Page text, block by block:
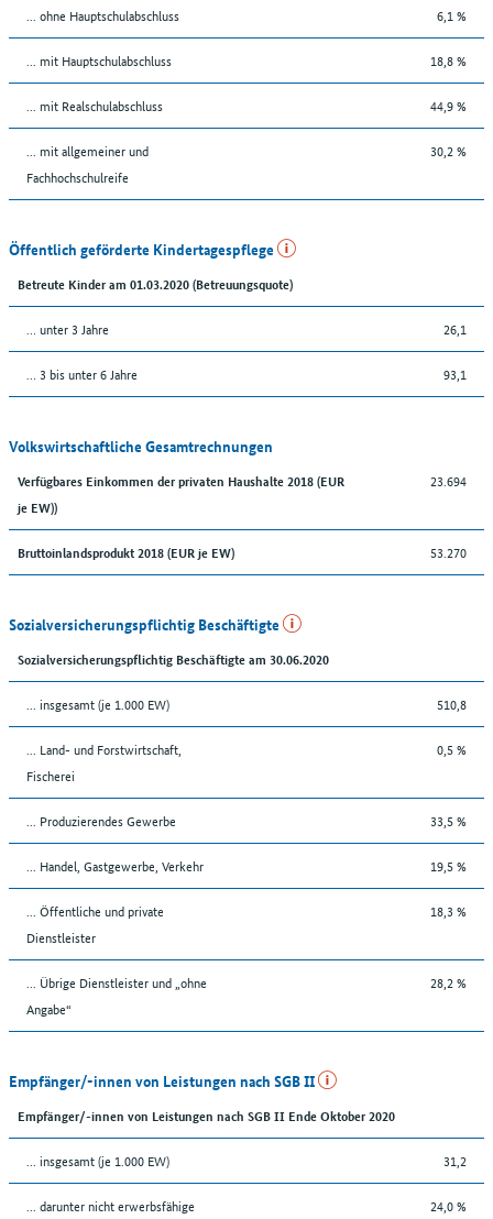
... ohne Hauptschulabschluss 6,1 %
... mit Hauptschulabschluss 18,8 %
... mit Realschulabschluss 44,9 %
... mit allgemeiner und
Fachhochschulreife
30,2 %
Öffentlich geförderte Kindertagespflege
Betreute Kinder am 01.03.2020 (Betreuungsquote)
… unter 3 Jahre 26,1
… 3 bis unter 6 Jahre 93,1
Volkswirtschaftliche Gesamtrechnungen
Verfügbares Einkommen der privaten Haushalte 2018 (EUR
je EW))
23.694
Bruttoinlandsprodukt 2018 (EUR je EW) 53.270
Sozialversicherungspflichtig Beschäftigte
Sozialversicherungspflichtig Beschäftigte am 30.06.2020
... insgesamt (je 1.000 EW) 510,8
... Land- und Forstwirtschaft,
Fischerei
0,5 %
... Produzierendes Gewerbe 33,5 %
... Handel, Gastgewerbe, Verkehr 19,5 %
... Öffentliche und private
Dienstleister
18,3 %
... Übrige Dienstleister und „ohne
Angabe“
28,2 %
Empfänger/-innen von Leistungen nach SGB II
Empfänger/-innen von Leistungen nach SGB II Ende Oktober 2020
... insgesamt (je 1.000 EW) 31,2
... darunter nicht erwerbsfähige
24,0 %